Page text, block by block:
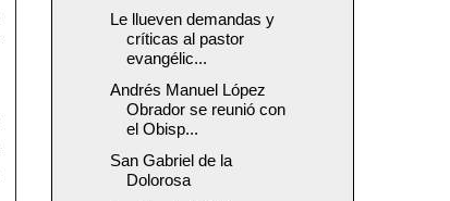
Le llueven demandas y
críticas al pastor
evangélic...
Andrés Manuel López
Obrador se reunió con
el Obisp...
San Gabriel de la
Dolorosa